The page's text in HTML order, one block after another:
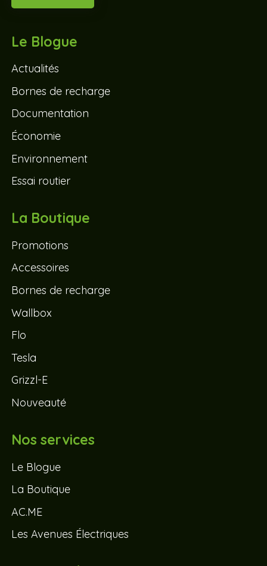
Le Blogue
Actualités
Bornes de recharge
Documentation
Économie
Environnement
Essai routier
La Boutique
Promotions
Accessoires
Bornes de recharge
Wallbox
Flo
Tesla
Grizzl-E
Nouveauté
Nos services
Le Blogue
La Boutique
AC.ME
Les Avenues Électriques